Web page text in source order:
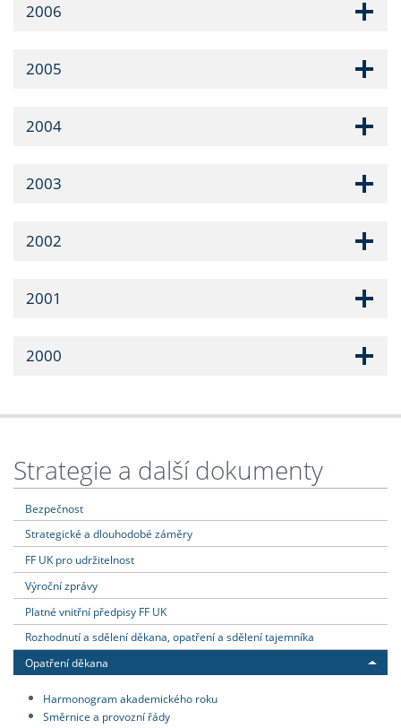
2006
2005
2004
2003
2002
2001
2000
Strategie a další dokumenty
Bezpečnost
Strategické a dlouhodobé záměry
FF UK pro udržitelnost
Výroční zprávy
Platné vnitřní předpisy FF UK
Rozhodnutí a sdělení děkana, opatření a sdělení tajemníka
Opatření děkana
Harmonogram akademického roku
Směrnice a provozní řády